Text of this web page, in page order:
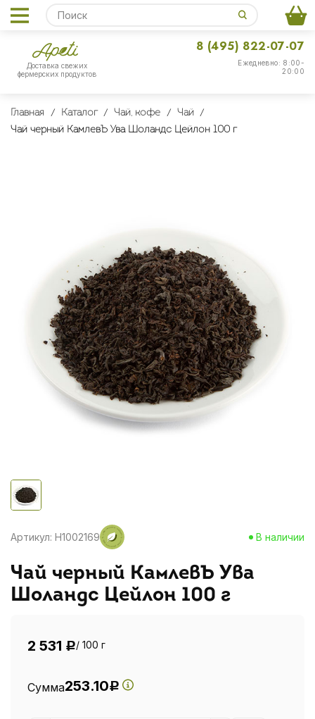
Доставка свежих
фермерских продуктов
Ежедневно: 8:00-
20:00
8 (495) 822-07-07
Главная Каталог Чай, кофе
Чай
Чай черный КамлевЪ Ува Шоландс Цейлон 100 г
Артикул: H1002169 В наличии
Чай черный КамлевЪ Ува
Шоландс Цейлон 100 г
2 531 Р/ 100 г
Сумма253.10Р